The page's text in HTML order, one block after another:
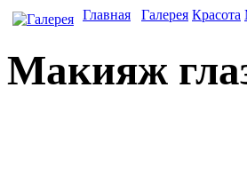
Главная Галерея Красота
Макияж